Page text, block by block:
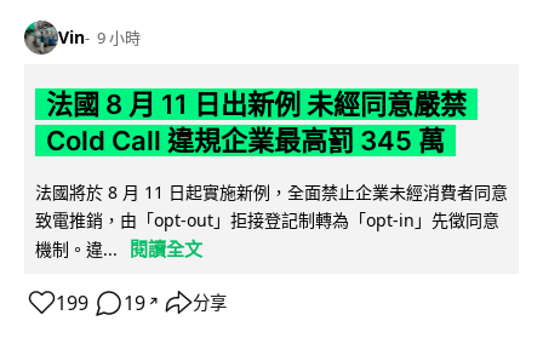
Vin 9 小時
法國 8 月 11 日出新例 未經同意嚴禁
Cold Call 違規企業最高罰 345 萬
法國將於 8 月 11 日起實施新例，全面禁止企業未經消費者同意
致電推銷，由「opt-out」拒接登記制轉為「opt-in」先徵同意
機制。違...
閱讀全文
199 19 ↗ 分享